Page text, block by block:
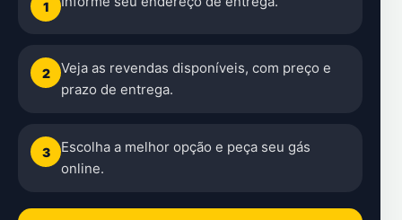
1
2
Veja as revendas disponíveis, com preço e
prazo de entrega.
3
Escolha a melhor opção e peça seu gás
online.